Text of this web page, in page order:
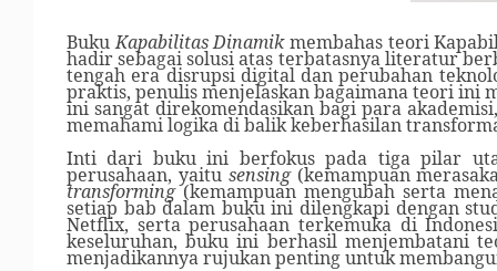
BukuKapabilitas Dinamikmembahas teori
hadir sebagai solusi atas terbatasnya literatur
tengah era disrupsi digital dan perubahan
praktis, penulis menjelaskan bagaimana teori ini
ini sangat direkomendasikan bagi para
memahami logika di balik keberhasilan
Inti dari buku ini berfokus pada tiga pilar
perusahaan, yaitu sensing(kemampuan
transforming(kemampuan mengubah serta
setiap bab dalam buku ini dilengkapi dengan
Netflix, serta perusahaan terkemuka di
keseluruhan, buku ini berhasil menjembatani
menjadikannya rujukan penting untuk